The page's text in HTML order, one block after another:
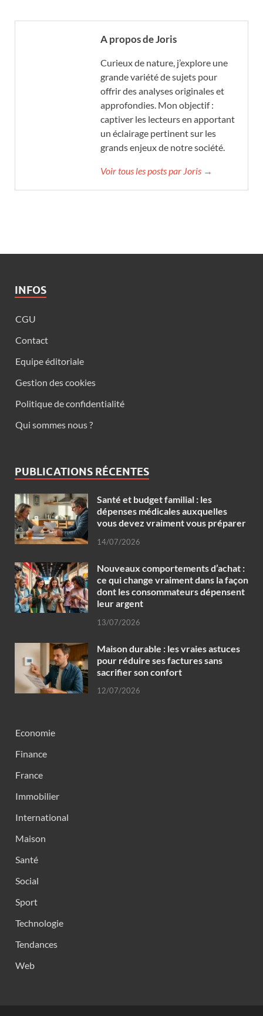
A propos de Joris
Curieux de nature, j’explore une
grande variété de sujets pour
offrir des analyses originales et
approfondies. Mon objectif :
captiver les lecteurs en apportant
un éclairage pertinent sur les
grands enjeux de notre société.
Voir tous les posts par Joris →
INFOS
CGU
Contact
Equipe éditoriale
Gestion des cookies
Politique de confidentialité
Qui sommes nous ?
PUBLICATIONS RÉCENTES
Santé et budget familial : les
dépenses médicales auxquelles
vous devez vraiment vous préparer
14/07/2026
Nouveaux comportements d’achat :
ce qui change vraiment dans la façon
dont les consommateurs dépensent
leur argent
13/07/2026
Maison durable : les vraies astuces
pour réduire ses factures sans
sacrifier son confort
12/07/2026
Economie
Finance
France
Immobilier
International
Maison
Santé
Social
Sport
Technologie
Tendances
Web